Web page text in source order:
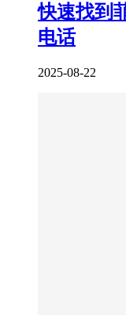
快速找到
电话
2025-08-22